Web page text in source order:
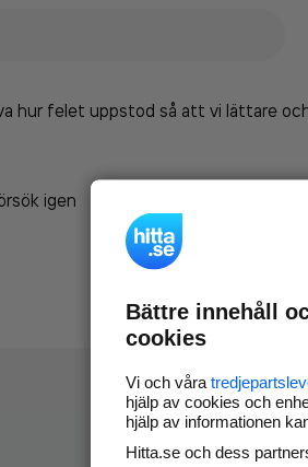
hur felet uppstod så att vi lättare
igen
Bättre innehåll
cookies
Vi och våra
hjälp av cookies och
hjälp av informationen
Hitta.se och dess